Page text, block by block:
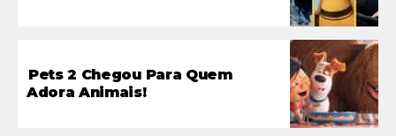
Pets 2 Chegou Para Quem
Adora Animais!